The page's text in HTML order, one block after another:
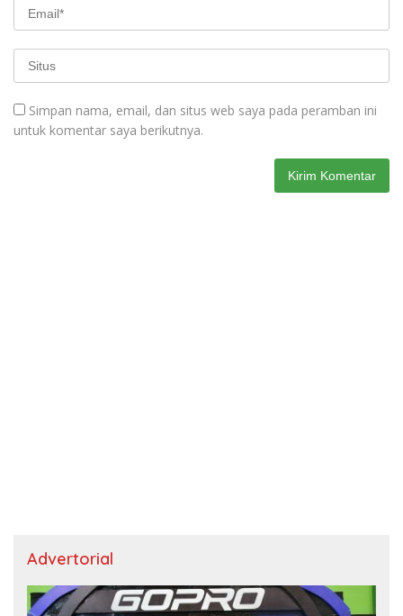
Simpan nama, email, dan situs web saya pada peramban ini
untuk komentar saya berikutnya.
Advertorial